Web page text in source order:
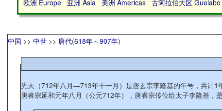
欧洲 Europe 亚洲 Asia 美洲 Americas 古阿拉伯大区
中国 >> 中世 >> 唐代(618年～907年)
先天（712年八月—713年十一月）是唐玄宗李隆基的年号，共计1
唐睿宗延和元年八月（公元712年），唐睿宗传位给太子李隆基，